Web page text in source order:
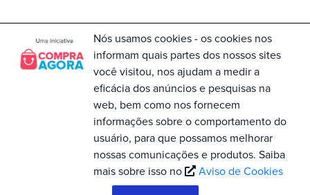
Nós usamos cookies - os cookies nos
informam quais partes dos nossos sites
você visitou, nos ajudam a medir a
eficácia dos anúncios e pesquisas na
web, bem como nos fornecem
informações sobre o comportamento do
usuário, para que possamos melhorar
nossas comunicações e produtos. Saiba
mais sobre isso no
Aviso de Cookies
Para dúvidas no Compra Agora entre em
contato com a Central de Atendimento no
telefone 0800 055 0073. Horário de
Funcionamento: Segunda à Sexta, das
HOME SOBRE NÓS
Compra Agora © Copyright 2020